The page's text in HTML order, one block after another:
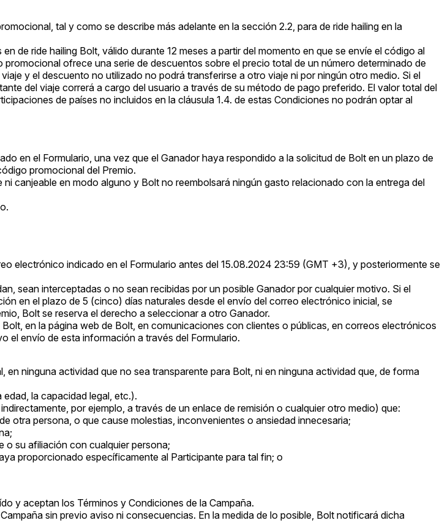
tal y como se describe más adelante en la sección 2.2, para de ride hailing en la
de ride hailing Bolt, válido durante 12 meses a partir del momento en que se envíe el código al
ofrece una serie de descuentos sobre el precio total de un número determinado de
y el descuento no utilizado no podrá transferirse a otro viaje ni por ningún otro medio. Si el
del viaje correrá a cargo del usuario a través de su método de pago preferido. El valor total del
de países no incluidos en la cláusula 1.4. de estas Condiciones no podrán optar al
en el Formulario, una vez que el Ganador haya respondido a la solicitud de Bolt en un plazo de
promocional del Premio.
canjeable en modo alguno y Bolt no reembolsará ningún gasto relacionado con la entrega del
electrónico indicado en el Formulario antes del 15.08.2024 23:59 (GMT +3), y posteriormente se
sean interceptadas o no sean recibidas por un posible Ganador por cualquier motivo. Si el
en el plazo de 5 (cinco) días naturales desde el envío del correo electrónico inicial, se
Bolt se reserva el derecho a seleccionar a otro Ganador.
en la página web de Bolt, en comunicaciones con clientes o públicas, en correos electrónicos
el envío de esta información a través del Formulario.
ninguna actividad que no sea transparente para Bolt, ni en ninguna actividad que, de forma
la capacidad legal, etc.).
por ejemplo, a través de un enlace de remisión o cualquier otro medio) que:
otra persona, o que cause molestias, inconvenientes o ansiedad innecesaria;
o su afiliación con cualquier persona;
proporcionado específicamente al Participante para tal fin; o
y aceptan los Términos y Condiciones de la Campaña.
sin previo aviso ni consecuencias. En la medida de lo posible, Bolt notificará dicha